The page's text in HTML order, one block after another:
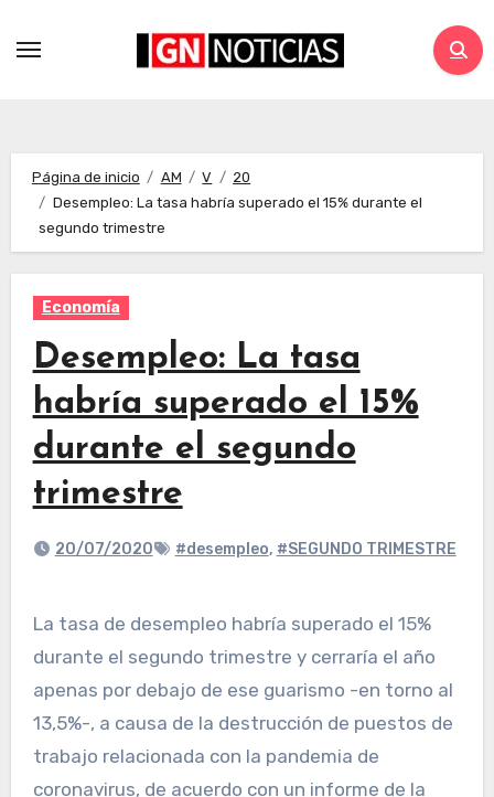
Página de inicio AM V
20
Desempleo: La tasa habría superado el 15% durante el
segundo trimestre
Economía
Desempleo: La tasa
habría superado el 15%
durante el segundo
trimestre
20/07/2020 #desempleo, #SEGUNDO TRIMESTRE
La tasa de desempleo habría superado el 15%
durante el segundo trimestre y cerraría el año
apenas por debajo de ese guarismo -en torno al
13,5%-, a causa de la destrucción de puestos de
trabajo relacionada con la pandemia de
coronavirus, de acuerdo con un informe de la